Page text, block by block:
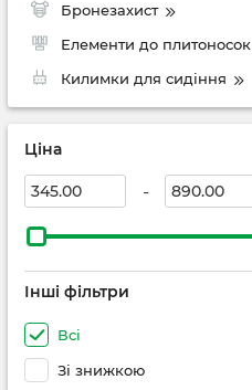
Бронезахист
Елементи до плитоносок
Килимки для сидіння
Ціна
-
Інші фільтри
Всі
Зі знижкою